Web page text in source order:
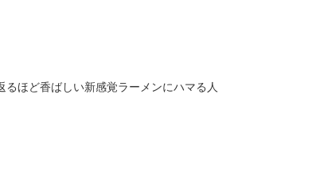
ほど香ばしい新感覚ラーメンにハマる人